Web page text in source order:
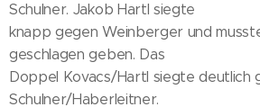
Schulner. Jakob Hartl siegte
knapp gegen Weinberger und
geschlagen geben. Das
Doppel Kovacs/Hartl siegte deutlich
Schulner/Haberleitner.